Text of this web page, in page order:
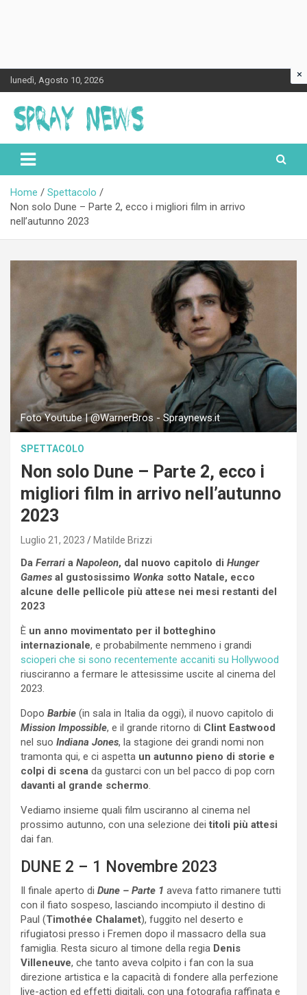
Skip
to
content
lunedì, Agosto 10, 2026
Spraynews.it
Home
Spettacolo
Non solo Dune – Parte 2, ecco i migliori film in arrivo
nell’autunno 2023
Foto Youtube | @WarnerBros - Spraynews.it
SPETTACOLO
Non solo Dune – Parte 2, ecco i
migliori film in arrivo nell’autunno
2023
Luglio 21, 2023 Matilde Brizzi
Da Ferrari a Napoleon, dal nuovo capitolo di Hunger
Games al gustosissimo Wonka sotto Natale, ecco
alcune delle pellicole più attese nei mesi restanti del
2023
È un anno movimentato per il
botteghino
internazionale, e probabilmente nemmeno i grandi
scioperi che si sono recentemente accaniti su Hollywood
riusciranno a fermare le attesissime uscite al cinema del
2023.
Dopo Barbie (in sala in Italia da oggi), il nuovo capitolo di
Mission Impossible, e il grande ritorno di Clint Eastwood
nel suo Indiana Jones, la stagione dei grandi nomi non
tramonta qui, e ci aspetta un autunno pieno di storie e
colpi di scena da gustarci con un bel pacco di pop corn
davanti al grande schermo.
Vediamo insieme quali film usciranno al cinema nel
prossimo autunno, con una selezione deititoli più attesi
dai fan.
DUNE 2 – 1 Novembre 2023
Il finale aperto di Dune – Parte 1 aveva fatto rimanere tutti
con il fiato sospeso, lasciando incompiuto il destino di
Paul (Timothée Chalamet), fuggito nel deserto e
rifugiatosi presso i Fremen dopo il massacro della sua
famiglia. Resta sicuro al timone della regia Denis
Villeneuve, che tanto aveva colpito i fan con la sua
direzione artistica e la capacità di fondere alla perfezione
live-action ed effetti digitali, con una fotografia raffinata e
×